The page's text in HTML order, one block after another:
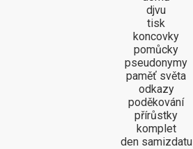
djvu
tisk
koncovky
pomůcky
pseudonymy
paměť světa
odkazy
poděkování
přírůstky
komplet
den samizdatu